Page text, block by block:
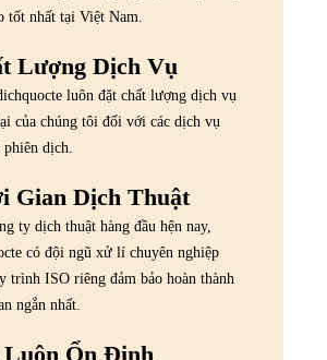
tốt nhất tại Việt Nam.
Lượng Dịch Vụ
luôn đặt chất lượng dịch vụ
của chúng tôi đối với các dịch vụ
phiên dịch.
Gian Dịch Thuật
ty dịch thuật hàng đầu hện nay,
có đội ngũ xử lí chuyên nghiệp
trình ISO riêng đảm bảo hoàn thành
ngắn nhất.
Luôn Ổn Định